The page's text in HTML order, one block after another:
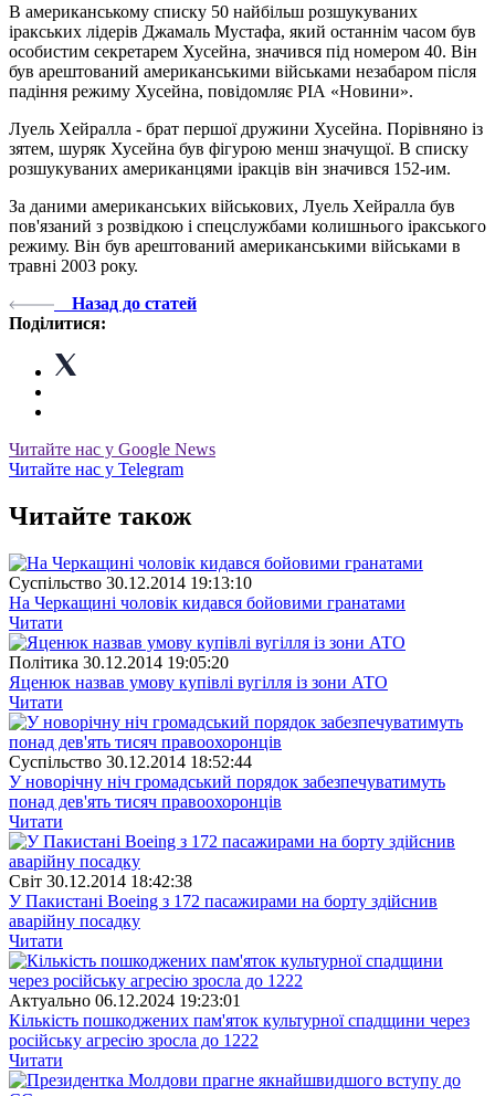
В американському списку 50 найбільш розшукуваних
іракських лідерів Джамаль Мустафа, який останнім часом був
особистим секретарем Хусейна, значився під номером 40. Він
був арештований американськими військами незабаром після
падіння режиму Хусейна, повідомляє РІА «Новини».
Луель Хейралла - брат першої дружини Хусейна. Порівняно із
зятем, шуряк Хусейна був фігурою менш значущої. В списку
розшукуваних американцями іракців він значився 152-им.
За даними американських військових, Луель Хейралла був
пов'язаний з розвідкою і спецслужбами колишнього іракського
режиму. Він був арештований американськими військами в
травні 2003 року.
Назад до статей
Поділитися:
Читайте нас у Google News
Читайте нас у Telegram
Читайте також
Суспiльство 30.12.2014 19:13:10
На Черкащині чоловік кидався бойовими гранатами
Читати
Полiтика 30.12.2014 19:05:20
Яценюк назвав умову купівлі вугілля із зони АТО
Читати
Суспiльство 30.12.2014 18:52:44
У новорічну ніч громадський порядок забезпечуватимуть
понад дев'ять тисяч правоохоронців
Читати
Свiт 30.12.2014 18:42:38
У Пакистані Boeing з 172 пасажирами на борту здійснив
аварійну посадку
Читати
Актуально 06.12.2024 19:23:01
Кількість пошкоджених пам'яток культурної спадщини через
російську агресію зросла до 1222
Читати